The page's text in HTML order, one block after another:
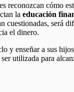
reconozcan cómo
la educación
cuestionadas, será
el dinero.
y enseñar a sus
utilizada para